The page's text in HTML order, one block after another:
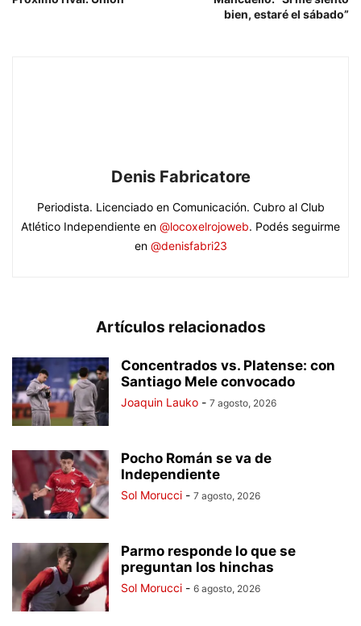
bien, estaré el sábado”
Denis Fabricatore
Periodista. Licenciado en Comunicación. Cubro al Club
Atlético Independiente en @locoxelrojoweb. Podés seguirme
en @denisfabri23
Artículos relacionados
Concentrados vs. Platense: con
Santiago Mele convocado
Joaquin Lauko - 7 agosto, 2026
Pocho Román se va de
Independiente
Sol Morucci - 7 agosto, 2026
Parmo responde lo que se
preguntan los hinchas
Sol Morucci - 6 agosto, 2026